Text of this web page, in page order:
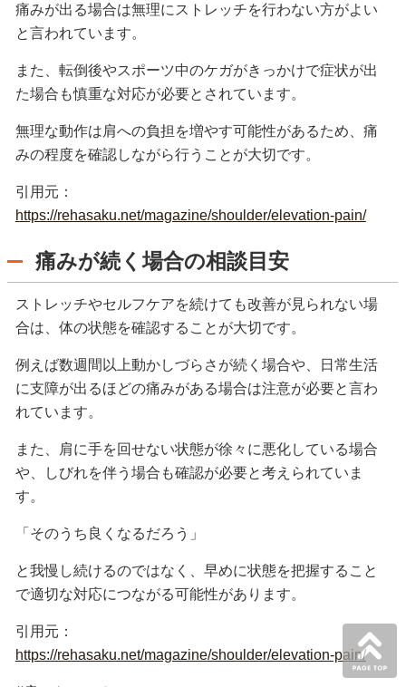
痛みが出る場合は無理にストレッチを行わない方がよい
と言われています。
また、転倒後やスポーツ中のケガがきっかけで症状が出
た場合も慎重な対応が必要とされています。
無理な動作は肩への負担を増やす可能性があるため、痛
みの程度を確認しながら行うことが大切です。
引用元：
https://rehasaku.net/magazine/shoulder/elevation-pain/
痛みが続く場合の相談目安
ストレッチやセルフケアを続けても改善が見られない場
合は、体の状態を確認することが大切です。
例えば数週間以上動かしづらさが続く場合や、日常生活
に支障が出るほどの痛みがある場合は注意が必要と言わ
れています。
また、肩に手を回せない状態が徐々に悪化している場合
や、しびれを伴う場合も確認が必要と考えられていま
す。
「そのうち良くなるだろう」
と我慢し続けるのではなく、早めに状態を把握すること
で適切な対応につながる可能性があります。
引用元：
https://rehasaku.net/magazine/shoulder/elevation-pain/